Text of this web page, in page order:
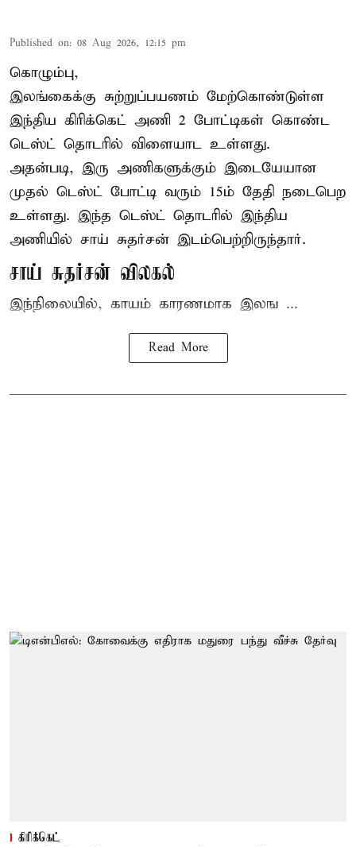
Published on: 08 Aug 2026, 12:15 pm
கொழும்பு,
இலங்கைக்கு சுற்றுப்பயணம் மேற்கொண்டுள்ள
இந்திய கிரிக்கெட் அணி 2 போட்டிகள் கொண்ட
டெஸ்ட் தொடரில் விளையாட உள்ளது.
அதன்படி, இரு அணிகளுக்கும் இடையேயான
முதல் டெஸ்ட் போட்டி வரும் 15ம் தேதி நடைபெற
உள்ளது. இந்த டெஸ்ட் தொடரில் இந்திய
அணியில் சாய் சுதர்சன் இடம்பெற்றிருந்தார்.
சாய் சுதர்சன் விலகல்
இந்நிலையில், காயம் காரணமாக இலங ...
Read More
கிரிக்கெட்